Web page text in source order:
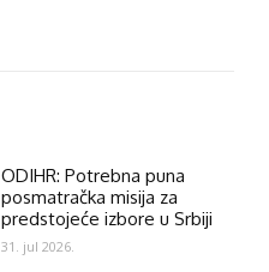
ODIHR: Potrebna puna
posmatračka misija za
predstojeće izbore u Srbiji
31. jul 2026.